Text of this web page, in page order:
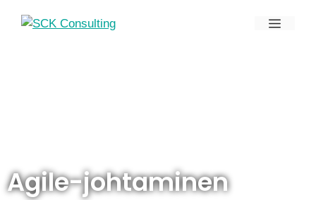
Agile-johtaminen